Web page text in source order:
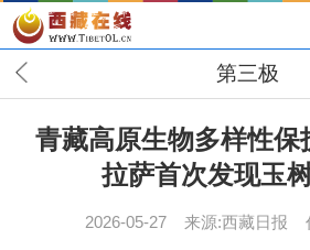
第三极
青藏高原生物多样性保
拉萨首次发现玉
2026-05-27 来源:西藏日报